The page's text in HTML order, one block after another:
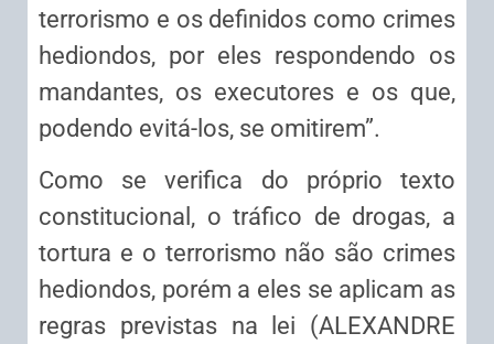
terrorismo e os definidos como crimes
hediondos, por eles respondendo os
mandantes, os executores e os que,
podendo evitá-los, se omitirem”.
Como se verifica do próprio texto
constitucional, o tráfico de drogas, a
tortura e o terrorismo não são crimes
hediondos, porém a eles se aplicam as
regras previstas na lei (ALEXANDRE